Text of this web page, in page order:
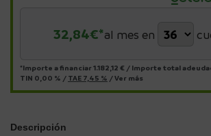
32,84€*al mes en
*Importe a financiar 1.182,12 € / Importe total
TIN 0,00 % / TAE 7,45 % /Ver más
Descripción